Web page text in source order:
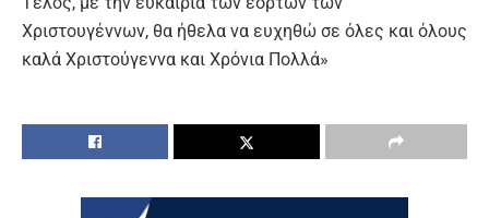
Χριστουγέννων, θα ήθελα να ευχηθώ σε όλες και όλους
καλά Χριστούγεννα και Χρόνια Πολλά»